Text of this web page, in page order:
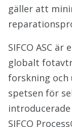
gäller att
SIFCO ASC
globalt
forskning och
spetsen för
introducerade
SIFCO